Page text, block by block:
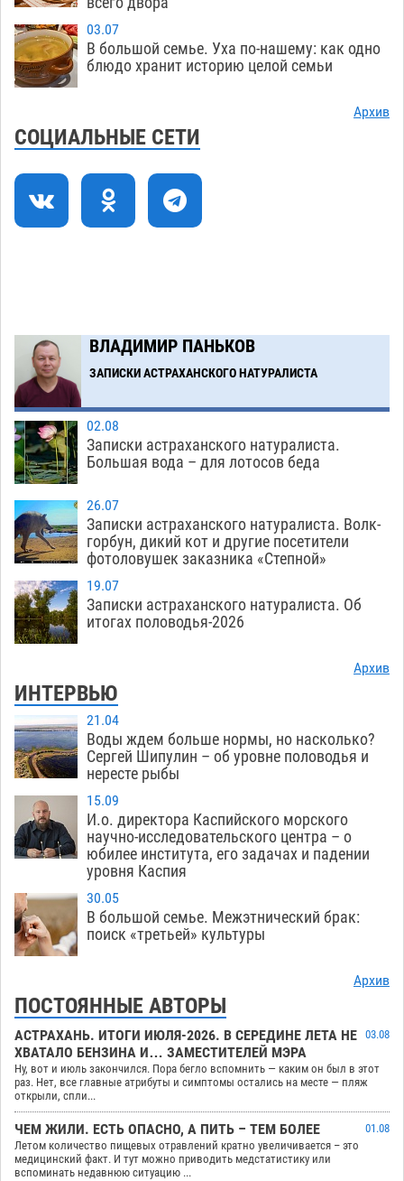
выплатит миллионный ущерб за смертельную
небрежность за рулем
05.08 412
11:22
В Астрахани возле Нового моста спасли
10:48
Астраханцам ответили на важный вопрос о
10:13 На астраханских полях начался сбор томатов
03.07
В большой семье. Уха по-нашему: как одно
блюдо хранит историю целой семьи
Архив
СОЦИАЛЬНЫЕ СЕТИ
ВЛАДИМИР ПАНЬКОВ
ЗАПИСКИ АСТРАХАНСКОГО НАТУРАЛИСТА
02.08
Записки астраханского натуралиста.
Большая вода – для лотосов беда
26.07
Записки астраханского натуралиста. Волк-
горбун, дикий кот и другие посетители
фотоловушек заказника «Степной»
19.07
Записки астраханского натуралиста. Об
итогах половодья-2026
Архив
ИНТЕРВЬЮ
21.04
Воды ждем больше нормы, но насколько?
Сергей Шипулин – об уровне половодья и
нересте рыбы
15.09
И.о. директора Каспийского морского
научно-исследовательского центра – о
юбилее института, его задачах и падении
уровня Каспия
30.05
В большой семье. Межэтнический брак:
поиск «третьей» культуры
Архив
ПОСТОЯННЫЕ АВТОРЫ
АСТРАХАНЬ. ИТОГИ ИЮЛЯ-2026. В СЕРЕДИНЕ ЛЕТА НЕ
ХВАТАЛО БЕНЗИНА И… ЗАМЕСТИТЕЛЕЙ МЭРА
03.08
Ну, вот и июль закончился. Пора бегло вспомнить — каким он был в этот
раз. Нет, все главные атрибуты и симптомы остались на месте — пляж
открыли, спли...
ЧЕМ ЖИЛИ. ЕСТЬ ОПАСНО, А ПИТЬ – ТЕМ БОЛЕЕ
01.08
Летом количество пищевых отравлений кратно увеличивается – это
медицинский факт. И тут можно приводить медстатистику или
вспоминать недавнюю ситуацию ...